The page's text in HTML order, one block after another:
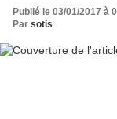
Publié le 03/01/2017 à
Par sotis